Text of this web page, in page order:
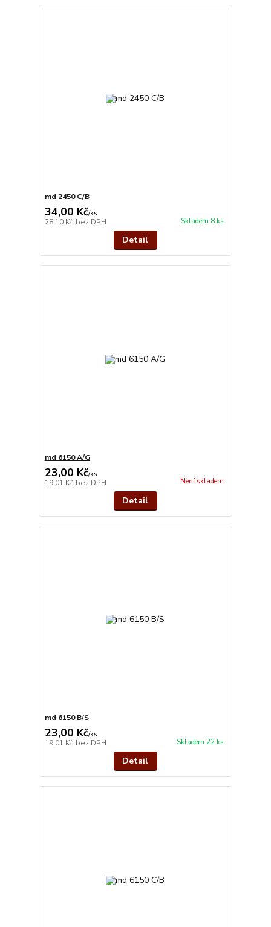
md 2450 C/B
34,00 Kč/ks
28,10 Kč bez DPH Skladem 8 ks
Detail
md 6150 A/G
23,00 Kč/ks
19,01 Kč bez DPH Není skladem
Detail
md 6150 B/S
23,00 Kč/ks
19,01 Kč bez DPH Skladem 22 ks
Detail